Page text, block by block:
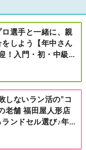
選手と一緒に、親
しよう【年中さん
！入門・初・中級の
しないラン活の”コ
老舗 福田屋人形店
ンドセル選び♪年